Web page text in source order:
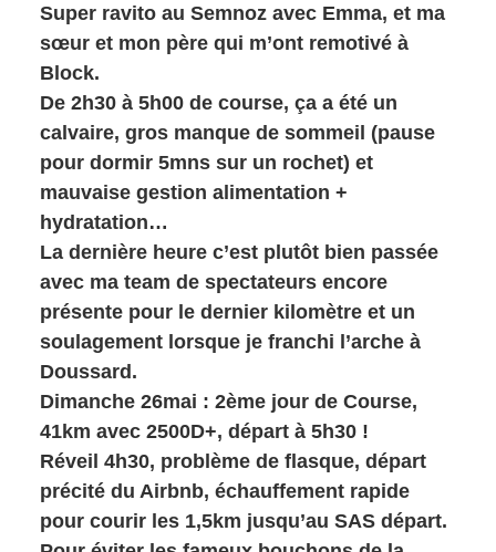
Super ravito au Semnoz avec Emma, et ma
sœur et mon père qui m’ont remotivé à
Block.
De 2h30 à 5h00 de course, ça a été un
calvaire, gros manque de sommeil (pause
pour dormir 5mns sur un rochet) et
mauvaise gestion alimentation +
hydratation…
La dernière heure c’est plutôt bien passée
avec ma team de spectateurs encore
présente pour le dernier kilomètre et un
soulagement lorsque je franchi l’arche à
Doussard.
Dimanche 26mai : 2ème jour de Course,
41km avec 2500D+, départ à 5h30 !
Réveil 4h30, problème de flasque, départ
précité du Airbnb, échauffement rapide
pour courir les 1,5km jusqu’au SAS départ.